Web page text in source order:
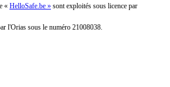
« HelloSafe.be » sont exploités sous licence par
l'Orias sous le numéro 21008038.